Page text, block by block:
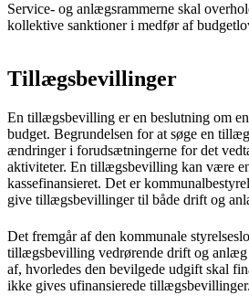
Service- og anlægsrammerne skal
kollektive sanktioner i medfør af
Tillægsbevillinger
En tillægsbevilling er en beslutning om
budget. Begrundelsen for at søge en
ændringer i forudsætningerne for det
aktiviteter. En tillægsbevilling kan være
kassefinansieret. Det er
give tillægsbevillinger til både drift og
Det fremgår af den kommunale
tillægsbevilling vedrørende drift og anlæg
af, hvorledes den bevilgede udgift skal
ikke gives ufinansierede tillægsbevillinger.